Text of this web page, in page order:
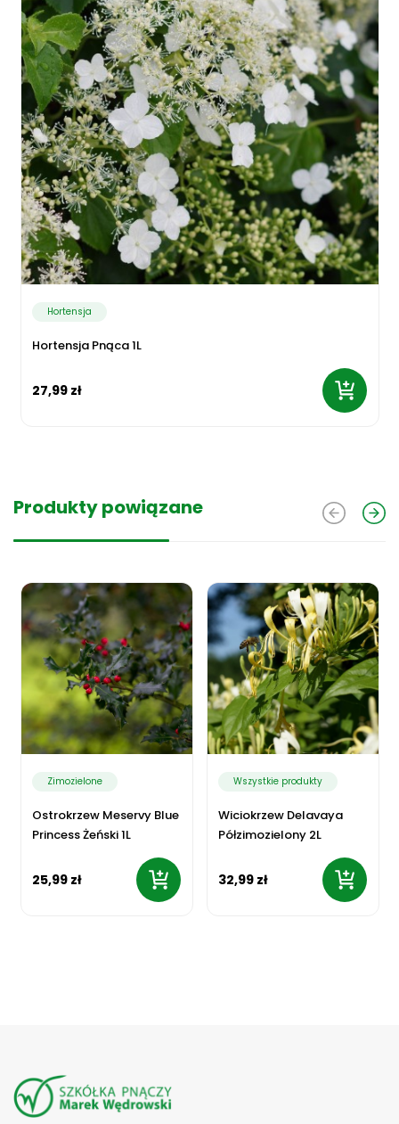
Hortensja
Hortensja Pnąca 1L
27,99 zł
Produkty powiązane
Zimozielone
Ostrokrzew Meservy Blue
Princess Żeński 1L
25,99 zł
Wszystkie produkty
Wiciokrzew Delavaya
Półzimozielony 2L
32,99 zł